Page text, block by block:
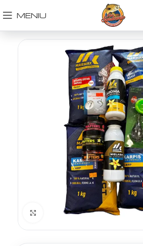
MENIU
Spustelėkite norėdami padidinti